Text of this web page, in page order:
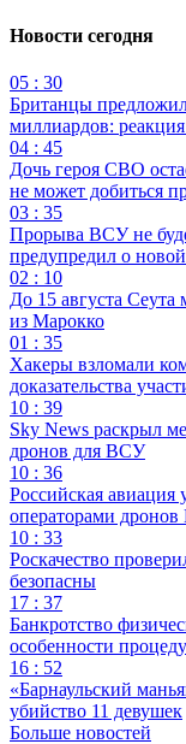
Новости сегодня
05 : 30
Британцы
миллиардов: реакция
04 : 45
Дочь героя СВО
не может добиться
03 : 35
Прорыва ВСУ не
предупредил о
02 : 10
До 15 августа
из Марокко
01 : 35
Хакеры взломали
доказательства
10 : 39
Sky News раскрыл
дронов для ВСУ
10 : 36
Российская
операторами
10 : 33
Роскачество
безопасны
17 : 37
Банкротство
особенности
16 : 52
«Барнаульский
убийство 11 девушек
Больше новостей